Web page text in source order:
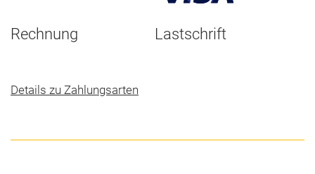
Rechnung Lastschrift
Details zu Zahlungsarten